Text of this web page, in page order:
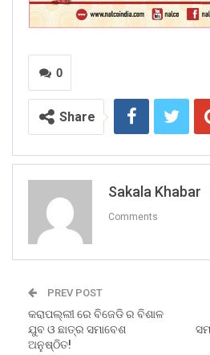
0
Share
Sakala Khabar
Comments
PREV POST
କରାପଲ୍ଲୀ ରେ ବିଜେଡି ର ବିଶାଳ
ଯୁବ ଓ ଛାତ୍ର ସମାବେଶ
ଅନୁଷ୍ଠିତ!